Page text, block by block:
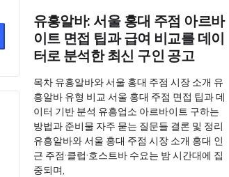
유흥알바: 서울 홍대 주점 아르바
이트 면접 팁과 급여 비교를 데이
터로 분석한 최신 구인 공고
목차 유흥알바와 서울 홍대 주점 시장 소개 유
흥알바 유형 비교 서울 홍대 주점 면접 팁과 데
이터 기반 분석 유흥업소 아르바이트 구하는
방법과 준비물 자주 묻는 질문들 결론 및 정리
유흥알바와 서울 홍대 주점 시장 소개 홍대 인
근 주점·클럽·호스트바 수요는 밤 시간대에 집
중되며,